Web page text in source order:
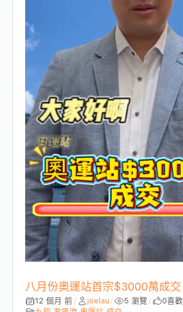
八月份奧運站首宗$3000萬成交
12 個月 前 / joelau / 5 瀏覽 / 0喜歡